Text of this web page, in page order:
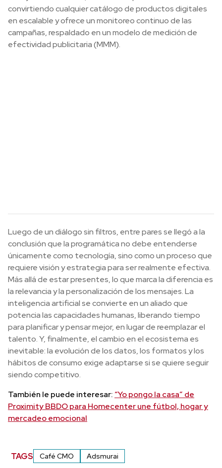
convirtiendo cualquier catálogo de productos digitales
en escalable y ofrece un monitoreo continuo de las
campañas, respaldado en un modelo de medición de
efectividad publicitaria (MMM).
Luego de un diálogo sin filtros, entre pares se llegó a la
conclusión que la programática no debe entenderse
únicamente como tecnología, sino como un proceso que
requiere visión y estrategia para ser realmente efectiva.
Más allá de estar presentes, lo que marca la diferencia es
la relevancia y la personalización de los mensajes. La
inteligencia artificial se convierte en un aliado que
potencia las capacidades humanas, liberando tiempo
para planificar y pensar mejor, en lugar de reemplazar el
talento. Y, finalmente, el cambio en el ecosistema es
inevitable: la evolución de los datos, los formatos y los
hábitos de consumo exige adaptarse si se quiere seguir
siendo competitivo.
También le puede interesar: “Yo pongo la casa” de
Proximity BBDO para Homecenter une fútbol, hogar y
mercadeo emocional
TAGS Café CMO Adsmurai